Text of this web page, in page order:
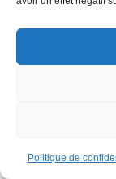
Politique de
Mon